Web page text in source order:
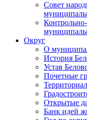
Совет
Контрольно-
Округ
О
История
Устав
Почетные
Открытые
Банк идей